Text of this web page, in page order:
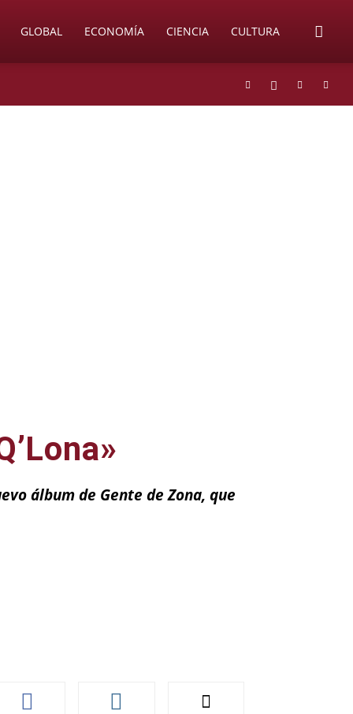
GLOBAL ECONOMÍA CIENCIA CULTURA
álbum de Gente de Zona, que